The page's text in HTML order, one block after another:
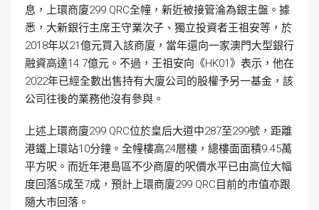
息，上環商廈299 QRC全幢，新近被接管淪為銀主盤。據
悉，大新銀行主席王守業次子、獨立投資者王祖安等，於
2018年以21億元買入該商廈，當年還向一家澳門大型銀行
融資高達14.7億元。不過，王祖安向《HK01》表示，他在
2022年已經全數出售持有大廈公司的股權予另一基金，該
公司往後的業務他沒有參與。
上述上環商廈299 QRC位於皇后大道中287至299號，距離
港鐵上環站10分鐘。全幢樓高24層樓，總樓面面積9.45萬
平方呎。而近年港島區不少商廈的呎價水平已由高位大幅
度回落5成至7成，預計上環商廈299 QRC目前的市值亦跟
隨大市回落。